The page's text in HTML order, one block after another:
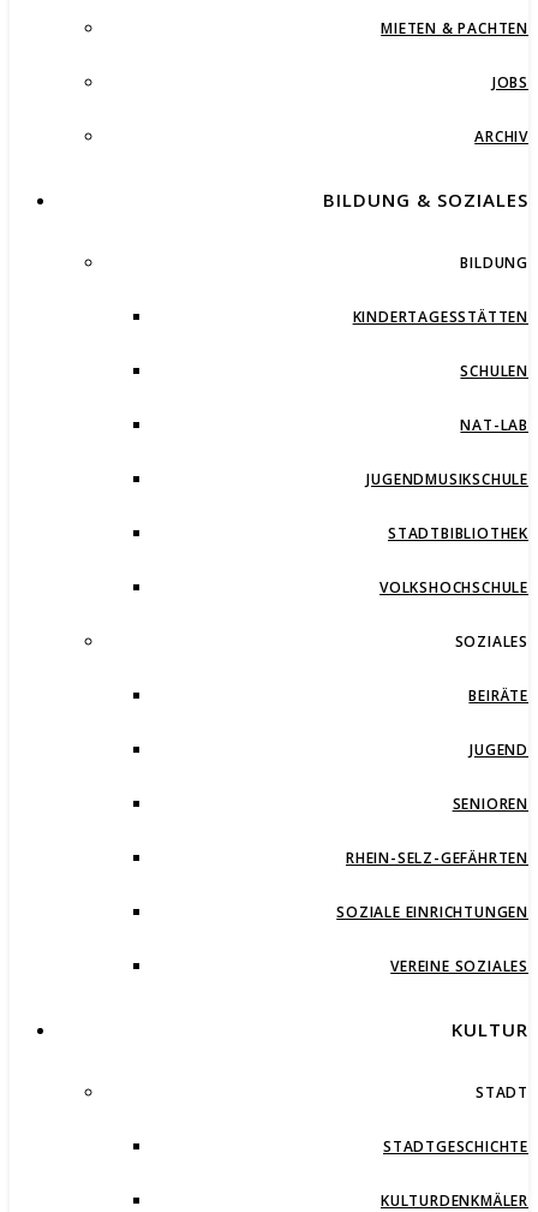
MIETEN & PACHTEN
JOBS
ARCHIV
BILDUNG & SOZIALES
BILDUNG
KINDERTAGESSTÄTTEN
SCHULEN
NAT-LAB
JUGENDMUSIKSCHULE
STADTBIBLIOTHEK
VOLKSHOCHSCHULE
SOZIALES
BEIRÄTE
JUGEND
SENIOREN
RHEIN-SELZ-GEFÄHRTEN
SOZIALE EINRICHTUNGEN
VEREINE SOZIALES
KULTUR
STADT
STADTGESCHICHTE
KULTURDENKMÄLER